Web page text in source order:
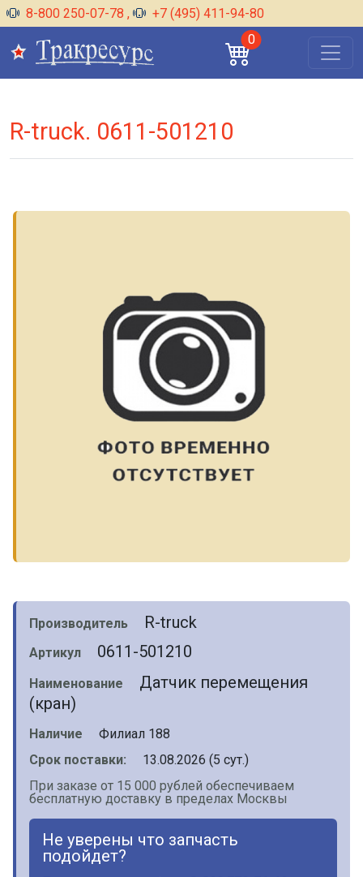
8-800 250-07-78 ,
+7 (495) 411-94-80
0
R-truck. 0611-501210
Производитель R-truck
Артикул 0611-501210
Наименование
Датчик перемещения
(кран)
Наличие
Филиал 188
Срок поставки:
13.08.2026 (5 сут.)
При заказе от 15 000 рублей обеспечиваем
бесплатную доставку в пределах Москвы
Не уверены что запчасть
подойдет?